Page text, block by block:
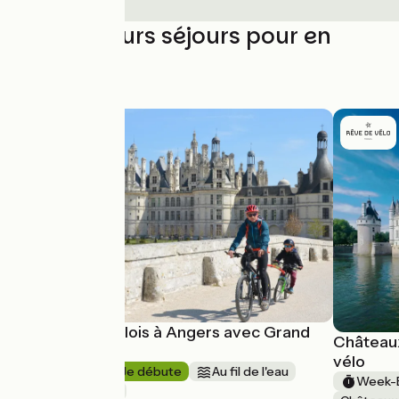
Les meilleurs séjours pour en
La Loire de Blois à Angers avec Grand
Je débute
Au fil de l'eau
vélo
Week-